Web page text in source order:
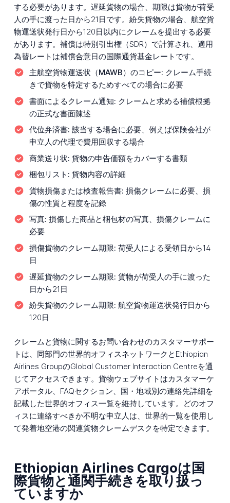
する必要があります。遅延貨物の場合、期限は貨物が荷受
人の手に渡った日から21日です。紛失貨物の場合、航空貨
物運送状発行日から120日以内にクレームを提出する必要
があります。補償は特別引出権（SDR）で計算され、適用
為替レートは補償合意日の国際通貨基金レートです。
主航空貨物運送状（MAWB）のコピー: クレーム手続
きで貨物を特定するためすべての場合に必要
書面によるクレーム通知: クレームと求める補償根拠
の正式な書面陳述
代位弁済書: 該当する場合に必要、例えば保険会社が
申立人の代理で費用回収する場合
商業送り状: 貨物の申告価額をカバーする書類
梱包リスト: 貨物内容の詳細
貨物損傷または検査報告書: 損傷クレームに必要、損
傷の性質と程度を記録
写真: 損傷した商品と梱包材の写真、損傷クレームに
必要
損傷貨物のクレーム期限: 荷受人による受領日から14
日
遅延貨物のクレーム期限: 貨物が荷受人の手に渡った
日から21日
紛失貨物のクレーム期限: 航空貨物運送状発行日から
120日
クレームと貨物に関するお問い合わせのカスタマーサポー
トは、同部門の世界的オフィスネットワークとEthiopian
Airlines GroupのGlobal Customer Interaction Centreを通
じてアクセスできます。貨物ウェブサイトはカスタマーケ
アポータル、FAQセクション、国・地域別の連絡先詳細を
記載した世界的オフィス一覧を維持しています。どのオフ
ィスに連絡すべきか不明な申立人は、世界的一覧を使用し
て発着地空港の関連貨物クレームデスクを特定できます。
Ethiopian Airlines Cargoは国
際貨物と通関手続きを取り扱っ
ていますか